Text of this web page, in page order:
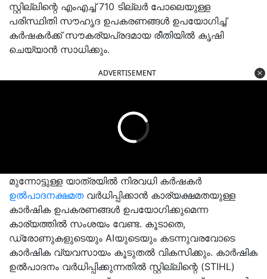
സ്റ്റില്ലിന്റെ എംഎച്ച് 710 ടില്ലർ പോലെയുള്ള
പരിസ്ഥിതി സൗഹൃദ ഉപകരണങ്ങൾ ഉപയോഗിച്ച്
കർഷകർക്ക് സൗകര്യപ്രദമായ രീതിയിൽ കൃഷി
ചെയ്യാൻ സാധിക്കും.
ADVERTISEMENT
മുന്നോട്ടുള്ള യാത്രയിൽ നിരവധി കർഷകർ
ഉൽപാദനക്ഷമതവർധിപ്പിക്കാൻ കാര്യക്ഷമതയുള്ള
കാർഷിക ഉപകരണങ്ങൾ ഉപയോഗിക്കുമെന്ന
കാര്യത്തിൽ സംശയം വേണ്ട. കൂടാതെ,
ഡ്രോണുകളുടെയും AIയുടെയും കടന്നുവരവോടെ
കാർഷിക വ്യവസായം കൂടുതൽ വികസിക്കും. കാർഷിക
ഉൽപാദനം വർധിപ്പിക്കുന്നതിൽ സ്റ്റില്ലിന്റെ (STIHL)